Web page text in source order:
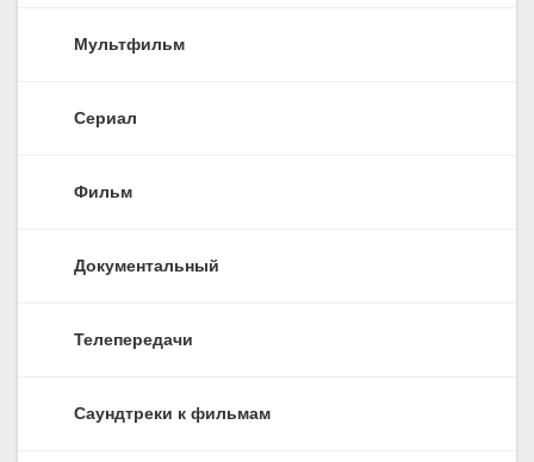
Мультфильм
Сериал
Фильм
Документальный
Телепередачи
Саундтреки к фильмам